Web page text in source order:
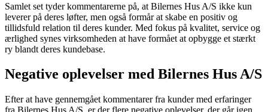
Samlet set tyder kommentarerne på, at Bilernes Hus A/S ikke kun
leverer på deres løfter, men også formår at skabe en positiv og
tillidsfuld relation til deres kunder. Med fokus på kvalitet, service og
ærlighed synes virksomheden at have formået at opbygge et stærkt
ry blandt deres kundebase.
Negative oplevelser med Bilernes Hus A/S
Efter at have gennemgået kommentarer fra kunder med erfaringer